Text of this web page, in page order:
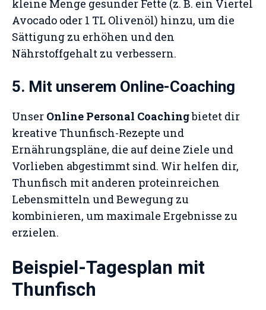
kleine Menge gesunder Fette (z. B. ein Viertel
Avocado oder 1 TL Olivenöl) hinzu, um die
Sättigung zu erhöhen und den
Nährstoffgehalt zu verbessern.
5. Mit unserem Online-Coaching
Unser Online Personal Coachingbietet dir
kreative Thunfisch-Rezepte und
Ernährungspläne, die auf deine Ziele und
Vorlieben abgestimmt sind. Wir helfen dir,
Thunfisch mit anderen proteinreichen
Lebensmitteln und Bewegung zu
kombinieren, um maximale Ergebnisse zu
erzielen.
Beispiel-Tagesplan mit
Thunfisch